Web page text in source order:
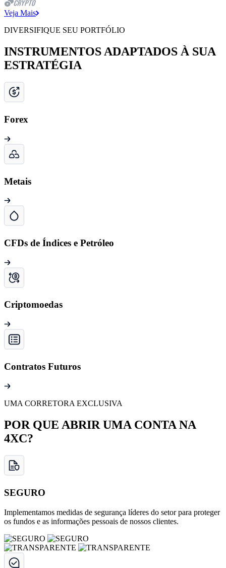
Veja Mais
DIVERSIFIQUE SEU PORTFÓLIO
INSTRUMENTOS ADAPTADOS À SUA
ESTRATÉGIA
Forex
Metais
CFDs de Índices e Petróleo
Criptomoedas
Contratos Futuros
UMA CORRETORA EXCLUSIVA
POR QUE ABRIR UMA CONTA NA
4XC?
SEGURO
Implementamos medidas de segurança líderes do setor para proteger
os fundos e as informações pessoais de nossos clientes.